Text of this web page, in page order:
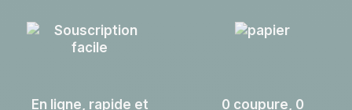
En ligne, rapide et
0 coupure, 0